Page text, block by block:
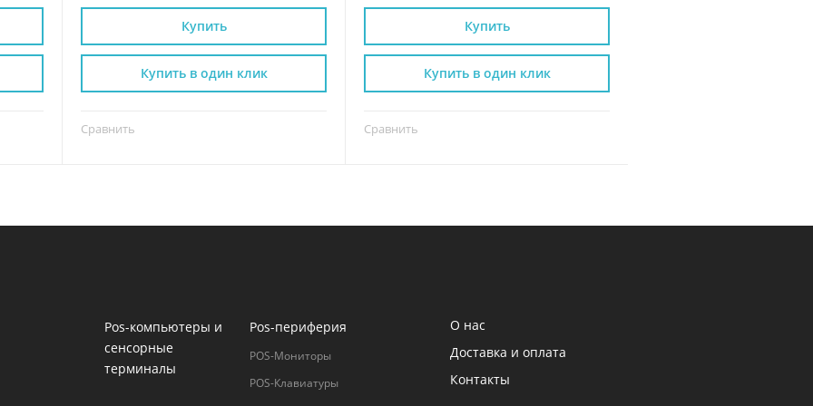
Купить
Сравнить
Купить в один клик
Купить
Сравнить
Купить в один клик
Pos-компьютеры и
сенсорные
терминалы
Pos-периферия
POS-Мониторы
POS-Клавиатуры
О нас
Доставка и оплата
Контакты